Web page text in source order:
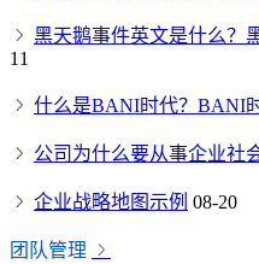
黑天鹅事件英文是什么？
11
什么是BANI时代？BANI
公司为什么要从事企业社
企业战略地图示例 08-20
团队管理